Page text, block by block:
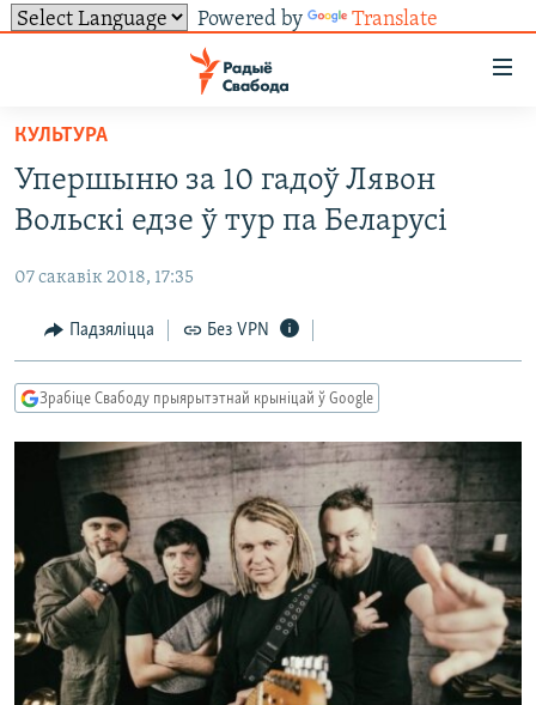
Powered by Translate
ўнівэрсальнага
доступу
Перайсьці
да
галоўнага
Перайсьці
Перайсьці
да
пошуку
УСЕ НАВІНЫ
ЛЮДЗІ
ПАЛІТЫКА
ВАЙНА
БЕЛАРУСЫ НА ВАЙНЕ
ПАЛІТВЯЗЬНІ
КУЛЬТУРА
КАЛЯНДАР
ТОЛЬКІ НА СВАБОДЗЕ
БЛОГІ
ГІСТОРЫЯ НА СВАБОДЗЕ
КНІГІ
АЎДЫЁКНІГІ
PREMIUM
МОВА
НА ХВАЛЯХ СВАБОДЫ
АБЫСЬЦІ БЛЯКАВАНЬНЕ
ПАДЗЯЛІЦЦА ІНФАРМАЦЫЯЙ
ПАДПІСАЦЦА
RSS
FACEBOOK
TWITTER
Усе сайты РС/РСЭ
КУЛЬТУРА
Упершыню за 10 гадоў Лявон
Вольскі едзе ў тур па Беларусі
07 сакавік 2018, 17:35
Падзяліцца Без VPN
Зрабіце Свабоду прыярытэтнай крыніцай ў Google